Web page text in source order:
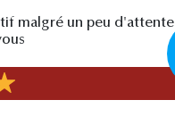
malgré un peu d'attente